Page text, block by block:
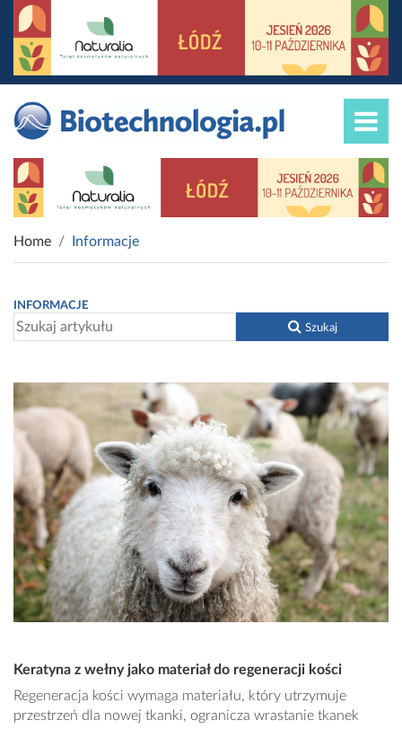
Home Informacje
INFORMACJE
Szukaj
Keratyna z wełny jako materiał do regeneracji kości
Regeneracja kości wymaga materiału, który utrzymuje
przestrzeń dla nowej tkanki, ogranicza wrastanie tkanek